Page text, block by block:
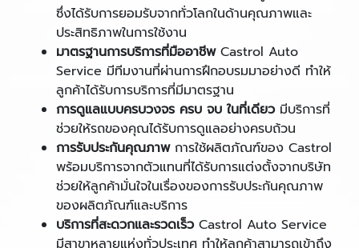
ซึ่งได้รับการยอมรับจากทั่วโลกในด้านคุณภาพและ
ประสิทธิภาพในการใช้งาน
มาตรฐานการบริการที่มืออาชีพ Castrol Auto
Service มีทีมงานที่ผ่านการฝึกอบรมมาอย่างดี ทำให้
ลูกค้าได้รับการบริการที่มีมาตรฐาน
การดูแลแบบครบวงจร ครบ จบ ในที่เดียว มีบริการที่
ช่วยให้รถของคุณได้รับการดูแลอย่างครบถ้วน
การรับประกันคุณภาพ การใช้ผลิตภัณฑ์ของ Castrol
พร้อมบริการจากตัวแทนที่ได้รับการแต่งตั้งจากบริษัท
ช่วยให้ลูกค้ามั่นใจในเรื่องของการรับประกันคุณภาพ
ของผลิตภัณฑ์และบริการ
บริการที่สะดวกและรวดเร็ว Castrol Auto Service